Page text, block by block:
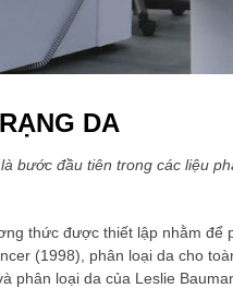
DA
bước đầu tiên trong các liệu
thức được thiết lập nhằm để
(1998), phân loại da cho
phân loại da của Leslie